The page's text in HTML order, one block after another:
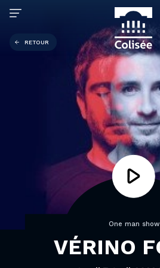
RETOUR
One man show
VÉRINO